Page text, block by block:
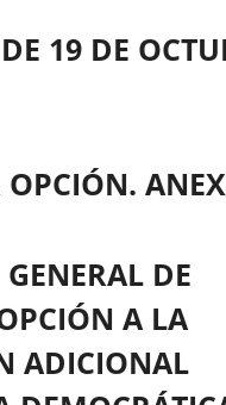
19 DE
DE
A LA
ADICIONAL